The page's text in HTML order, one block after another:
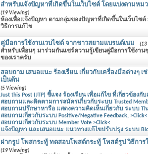
สำหรับแจ้งปัญหาที่เกิดขึ้นในเว็บไซต์ โดยแบ่งตามหม
(19 Viewing)
ห้องเพื่อแจ้งปัญหา ตามกลุ่มของปัญหาที่เกิดขึ้นในเว็บไซต์
วิธีการแก้ไข
คู่มือการใช้งานเวบไซด์ จากชาวสยามแบรนด์เนม (13
สำหรับเพื่อนๆ มาร่วมกันแชร์ความรู้เขียนคู่มือการใช้งา
ของเราครับ
สอบถาม เสนอแนะ ร้องเรียน เกี่ยวกับเครื่องมือต่างๆ เช่น
เป็นต้น
(5 Viewing)
Just this Post (JTP) ชี้แจง ร้องเรียน เพื่อแก้ไข ที่เกี่ยวข้องกับ
สอบถามและติดตามการสมัครเกี่ยวกับระบบ Trusted
สอบถามปรึกษาหารือ แสดงความคิดเห็นเกี่ยวกับ ระบบ
สอบถามเกี่ยวกับระบบ Positive/Negative Feedback, >Click<
สอบถามเกี่ยวกับระบบ Member Vote >Click<
แจ้งปัญหา และเสนอแนะ แนวทางแก้ไขปรับปรุง ระบบ
ฝากรูป โพสกระทู้ ทดสอบโพสต์กระทู้ โพสต์รูป วิธีการ
(19 Viewing)